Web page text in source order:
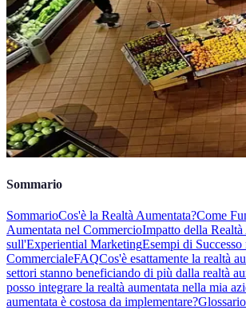
Sommario
SommarioCos'è la Realtà Aumentata?Come
Aumentata nel CommercioImpatto della Realtà
sull'Experiential MarketingEsempi di Successo
CommercialeFAQCos'è esattamente la realtà
settori stanno beneficiando di più dalla realtà
posso integrare la realtà aumentata nella mia
aumentata è costosa da implementare?Glossario